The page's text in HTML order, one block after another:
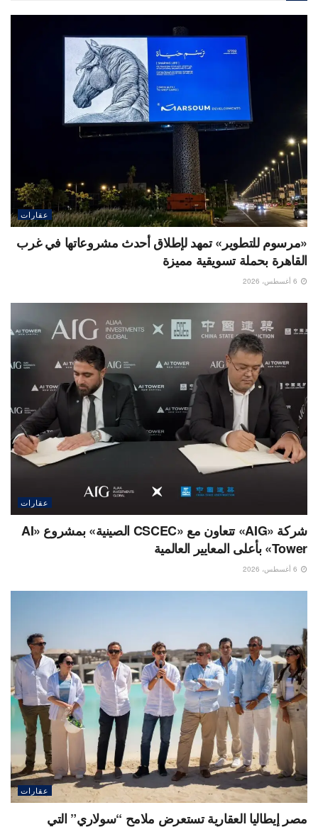
عقارات
«مرسوم للتطوير» تمهد لإطلاق أحدث مشروعاتها في غرب
القاهرة بحملة تسويقية مميزة
عقارات
شركة «AIG» تتعاون مع «CSCEC الصينية» بمشروع «AI
Tower» بأعلى المعايير العالمية
عقارات
مصر إيطاليا العقارية تستعرض ملامح “سولاري” التي